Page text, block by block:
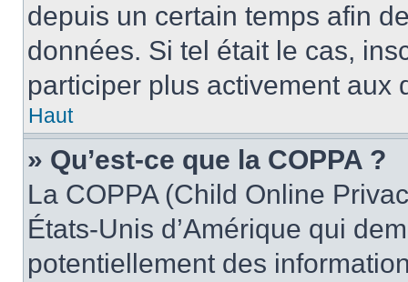
depuis un certain temps afin
données. Si tel était le cas,
participer plus activement aux
Haut
» Qu’est-ce que la COPPA ?
La COPPA (Child Online
États-Unis d’Amérique qui
potentiellement des